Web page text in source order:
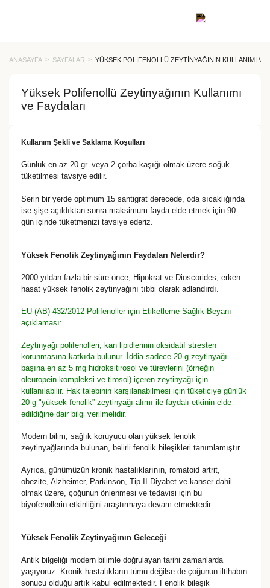
ANASAYFA SAYFALAR YÜKSEK POLIFENOLLÜ ZEYTINYAĞININ KULLANIMI VE
Yüksek Polifenollü Zeytinyağının Kullanımı
ve Faydaları
Kullanım Şekli ve Saklama Koşulları
Günlük en az 20 gr. veya 2 çorba kaşığı olmak üzere soğuk
tüketilmesi tavsiye edilir.
Serin bir yerde optimum 15 santigrat derecede, oda sıcaklığında
ise şişe açıldıktan sonra maksimum fayda elde etmek için 90
gün içinde tüketmenizi tavsiye ederiz.
Yüksek Fenolik Zeytinyağının Faydaları Nelerdir?
2000 yıldan fazla bir süre önce, Hipokrat ve Dioscorides, erken
hasat yüksek fenolik zeytinyağını tıbbi olarak adlandırdı.
EU (AB) 432/2012 Polifenoller için Etiketleme Sağlık Beyanı
açıklaması:
Zeytinyağı polifenolleri, kan lipidlerinin oksidatif stresten
korunmasına katkıda bulunur. İddia sadece 20 g zeytinyağı
başına en az 5 mg hidroksitirosol ve türevlerini (örneğin
oleuropein kompleksi ve tirosol) içeren zeytinyağı için
kullanılabilir. Hak talebinin karşılanabilmesi için tüketiciye günlük
20 g "yüksek fenolik” zeytinyağı alımı ile faydalı etkinin elde
edildiğine dair bilgi verilmelidir.
Modern bilim, sağlık koruyucu olan yüksek fenolik
zeytinyağlarında bulunan, belirli fenolik bileşikleri tanımlamıştır.
Ayrıca, günümüzün kronik hastalıklarının, romatoid artrit,
obezite, Alzheimer, Parkinson, Tip II Diyabet ve kanser dahil
olmak üzere, çoğunun önlenmesi ve tedavisi için bu
biyofenollerin etkinliğini araştırmaya devam etmektedir.
Yüksek Fenolik Zeytinyağının Geleceği
Antik bilgeliği modern bilimle doğrulayan tarihi zamanlarda
yaşıyoruz. Kronik hastalıkların tümü değilse de çoğunun iltihabın
sonucu olduğu artık kabul edilmektedir. Fenolik bileşik